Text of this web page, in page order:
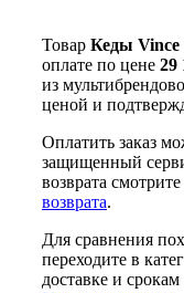
Товар Кеды Vince
оплате по цене 29
из
ценой и
Оплатить заказ
защищенный
возврата
возврата.
Для сравнения
переходите в
доставке и